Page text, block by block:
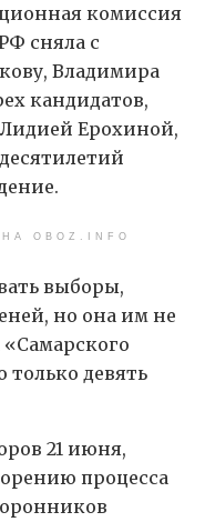
комиссия
сняла с
Владимира
кандидатов,
Ерохиной,
OBOZ.INFO
выборы,
но она им не
только девять
21 июня,
процесса